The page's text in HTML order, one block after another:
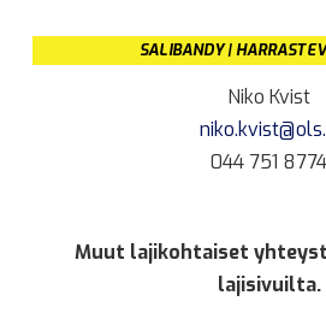
SALIBANDY |
Niko Kvist
044 751 8774
Muut lajikohtaiset
lajisivuilta.